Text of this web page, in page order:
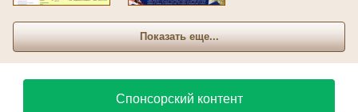
Показать еще...
Спонсорский контент